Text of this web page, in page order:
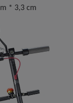
* 3,3 cm